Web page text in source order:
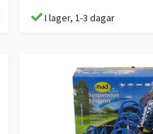
I lager, 1-3 dagar